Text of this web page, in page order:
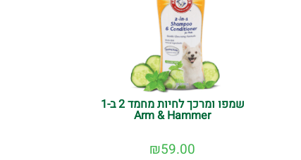
שמפו ומרכך לחיות מחמד 2 ב-1
Arm & Hammer
₪59.00